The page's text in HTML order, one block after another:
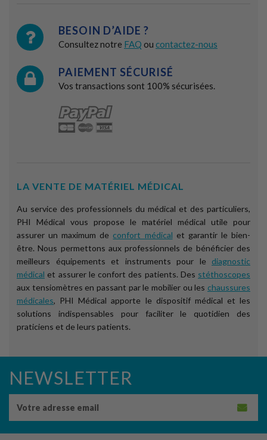
BESOIN D’AIDE ?
Consultez notre FAQ ou contactez-nous
PAIEMENT SÉCURISÉ
Vos transactions sont 100% sécurisées.
LA VENTE DE MATÉRIEL MÉDICAL
Au service des professionnels du médical et des particuliers,
PHI Médical vous propose le matériel médical utile pour
assurer un maximum de confort médical et garantir le bien-
être. Nous permettons aux professionnels de bénéficier des
meilleurs équipements et instruments pour le diagnostic
médical et assurer le confort des patients. Des stéthoscopes
aux tensiomètres en passant par le mobilier ou les chaussures
médicales, PHI Médical apporte le dispositif médical et les
solutions indispensables pour faciliter le quotidien des
praticiens et de leurs patients.
NEWSLETTER